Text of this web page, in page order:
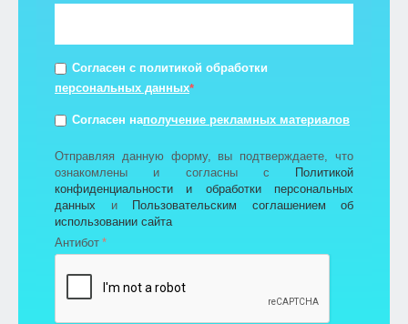
Согласен с политикой обработки
персональных данных*
Согласен наполучение рекламных материалов
Отправляя данную форму, вы подтверждаете, что
ознакомлены и согласны с
Политикой
конфиденциальности и обработки персональных
данных и
Пользовательским соглашением об
использовании сайта
Антибот